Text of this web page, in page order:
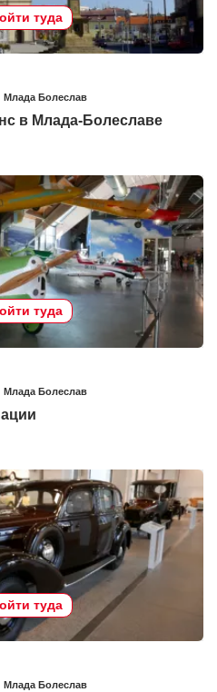
туда
Млада Болеслав
в Млада-Болеславе
туда
Млада Болеслав
туда
Млада Болеслав